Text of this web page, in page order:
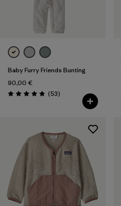
Baby Furry Friends Bunting
90,00 €
Bewertung: 4.8 / 5
(53Rezensionen
)